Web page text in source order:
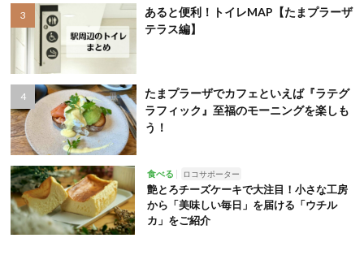
あると便利！トイレMAP【たまプラーザ
テラス編】
たまプラーザでカフェといえば『ラテグ
ラフィック』至福のモーニングを楽しも
う！
食べる ロコサポーター
艶とろチーズケーキで大注目！小さな工房
から「美味しい毎日」を届ける「ウチル
カ」をご紹介